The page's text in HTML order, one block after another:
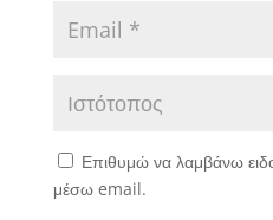
Επιθυμώ να λαμβάνω
μέσω email.